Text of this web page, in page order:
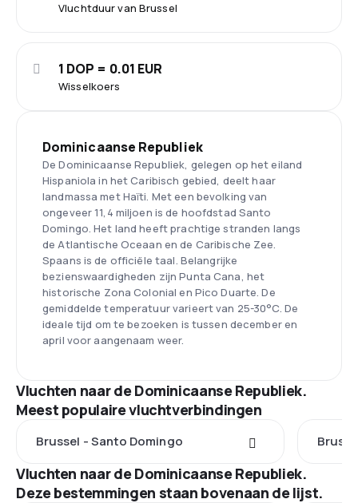
Vluchtduur van Brussel
Wisselkoers
1 DOP = 0.01 EUR
Dominicaanse Republiek
De Dominicaanse Republiek, gelegen op het eiland
Hispaniola in het Caribisch gebied, deelt haar
landmassa met Haïti. Met een bevolking van
ongeveer 11,4 miljoen is de hoofdstad Santo
Domingo. Het land heeft prachtige stranden langs
de Atlantische Oceaan en de Caribische Zee.
Spaans is de officiële taal. Belangrijke
bezienswaardigheden zijn Punta Cana, het
historische Zona Colonial en Pico Duarte. De
gemiddelde temperatuur varieert van 25-30°C. De
ideale tijd om te bezoeken is tussen december en
april voor aangenaam weer.
Vluchten naar de Dominicaanse Republiek.
Meest populaire vluchtverbindingen
Brussel - Santo Domingo
Vluchten naar de Dominicaanse Republiek.
Deze bestemmingen staan bovenaan de lijst.